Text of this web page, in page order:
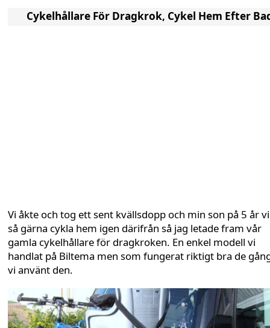
Cykelhållare För Dragkrok, Cykel Hem Efter
Vi åkte och tog ett sent kvällsdopp och min son på 5 år
så gärna cykla hem igen därifrån så jag letade fram vår
gamla cykelhållare för dragkroken. En enkel modell vi
handlat på Biltema men som fungerat riktigt bra de
vi använt den.